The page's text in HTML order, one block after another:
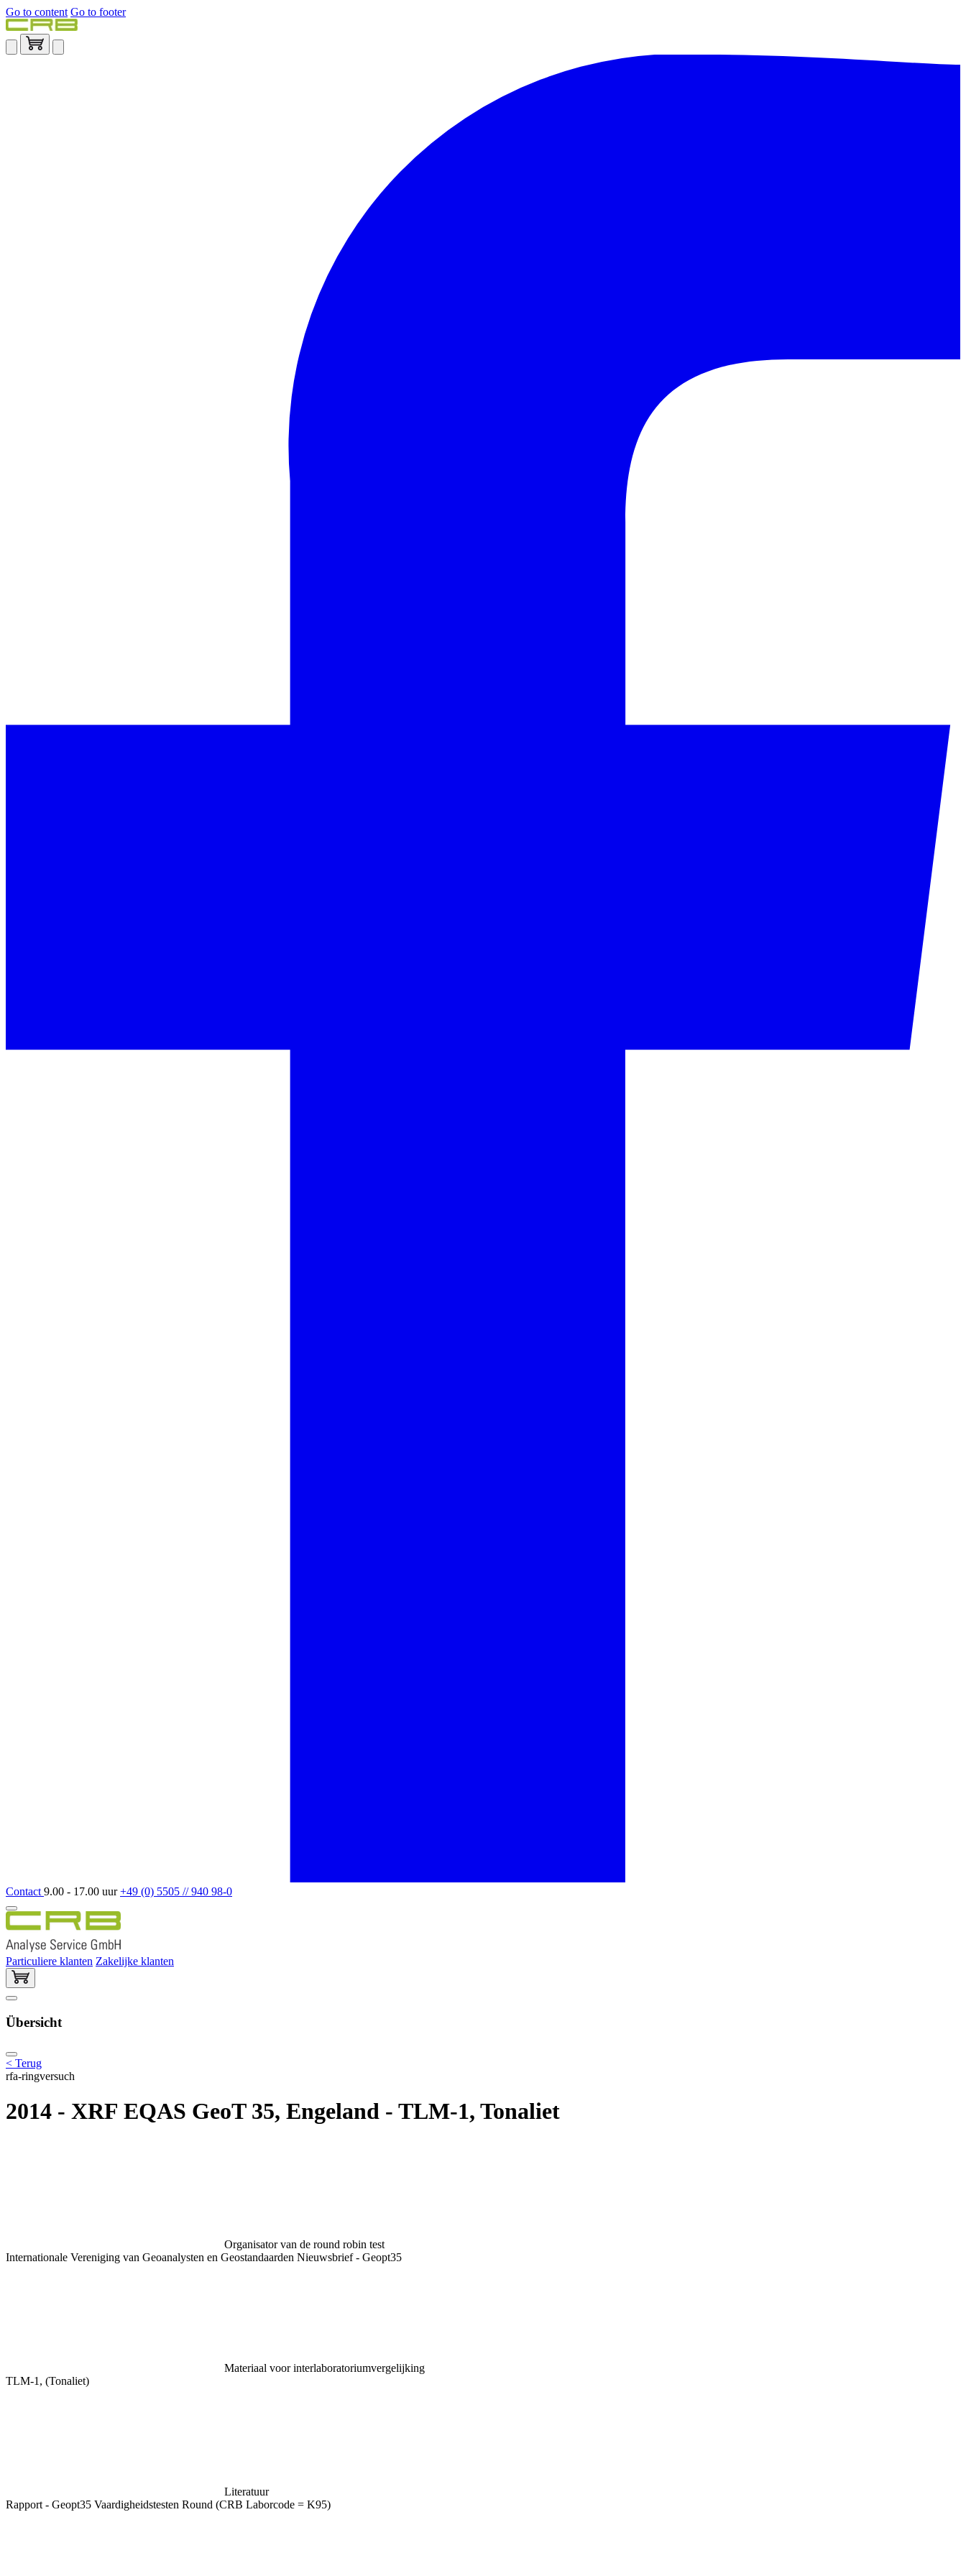
Go to content Go to footer
Contact 9.00 - 17.00 uur+49 (0) 5505 // 940 98-0
Particuliere klanten Zakelijke klanten
Übersicht
< Terug
rfa-ringversuch
2014 - XRF EQAS GeoT 35, Engeland - TLM-1, Tonaliet
Organisator van de round robin test
Internationale Vereniging van Geoanalysten en Geostandaarden Nieuwsbrief - Geopt35
Materiaal voor interlaboratoriumvergelijking
TLM-1, (Tonaliet)
Literatuur
Rapport - Geopt35 Vaardigheidstesten Round (CRB Laborcode = K95)